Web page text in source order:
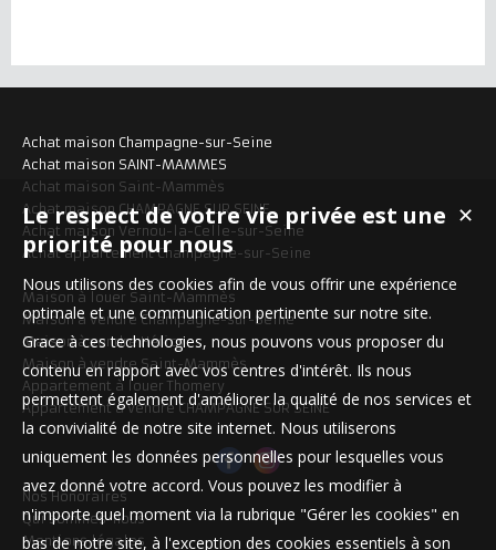
Achat maison Champagne-sur-Seine
Achat maison SAINT-MAMMES
Achat maison Saint-Mammès
Achat maison CHAMPAGNE SUR SEINE
Achat maison Vernou-la-Celle-sur-Seine
Achat appartement Champagne-sur-Seine
Maison à louer Saint-Mammès
Maison à vendre Champagne-sur-Seine
Maison à vendre Héricy
Maison à vendre Saint-Mammès
Appartement à louer Thomery
Appartement à vendre CHAMPAGNE SUR SEINE
Nos Honoraires
Qui sommes-nous
Mentions légales
✕
Le respect de votre vie privée est une
priorité pour nous
Nous utilisons des cookies afin de vous offrir une expérience
optimale et une communication pertinente sur notre site.
Grace à ces technologies, nous pouvons vous proposer du
contenu en rapport avec vos centres d'intérêt. Ils nous
permettent également d'améliorer la qualité de nos services et
la convivialité de notre site internet. Nous utiliserons
uniquement les données personnelles pour lesquelles vous
avez donné votre accord. Vous pouvez les modifier à
n'importe quel moment via la rubrique "Gérer les cookies" en
bas de notre site, à l'exception des cookies essentiels à son